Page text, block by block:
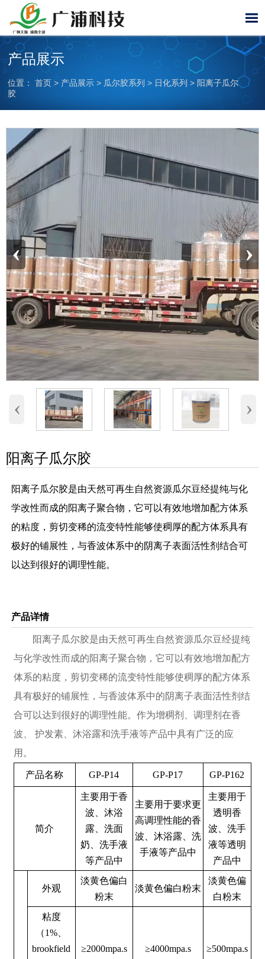

产品展示
位置：首页 > 产品展示 > 瓜尔胶系列 > 日化系列 > 阳离子瓜尔
胶
‹ ›
‹ ›
阳离子瓜尔胶
阳离子瓜尔胶是由天然可再生自然资源瓜尔豆经提纯与化
学改性而成的阳离子聚合物，它可以有效地增加配方体系
的粘度，剪切变稀的流变特性能够使稠厚的配方体系具有
极好的铺展性，与香波体系中的阴离子表面活性剂结合可
以达到很好的调理性能。
产品详情
阳离子瓜尔胶是由天然可再生自然资源瓜尔豆经提纯
与化学改性而成的阳离子聚合物，它可以有效地增加配方
体系的粘度，剪切变稀的流变特性能够使稠厚的配方体系
具有极好的铺展性，与香波体系中的阴离子表面活性剂结
合可以达到很好的调理性能。作为增稠剂、调理剂在香
波、 护发素、沐浴露和洗手液等产品中具有广泛的应
用。
产品名称 GP-P14 GP-P17 GP-P162
简介
主要用于香
波、沐浴
露、洗面
奶、洗手液
等产品中
主要用于要求更
高调理性能的香
波、沐浴露、洗
手液等产品中
主要用于
透明香
波、洗手
液等透明
产品中
外观
淡黄色偏白
粉末
淡黄色偏白粉末
淡黄色偏
白粉末
粘度
（1%、
brookfield
≥2000mpa.s ≥4000mpa.s ≥500mpa.s